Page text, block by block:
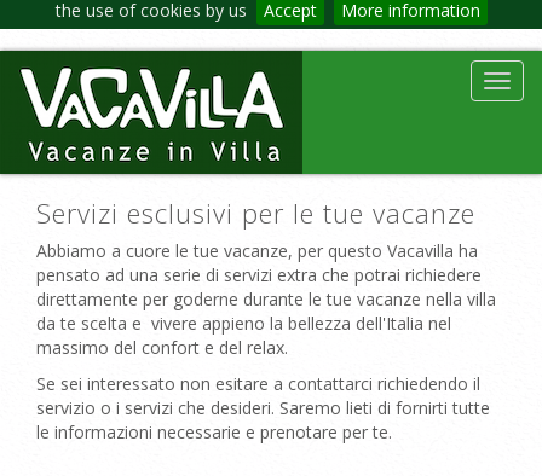
the use of cookies by us Accept More information
Servizi esclusivi per le tue vacanze
Abbiamo a cuore le tue vacanze, per questo Vacavilla ha
pensato ad una serie di servizi extra che potrai richiedere
direttamente per goderne durante le tue vacanze nella villa
da te scelta e vivere appieno la bellezza dell'Italia nel
massimo del confort e del relax.
Se sei interessato non esitare a contattarci richiedendo il
servizio o i servizi che desideri. Saremo lieti di fornirti tutte
le informazioni necessarie e prenotare per te.